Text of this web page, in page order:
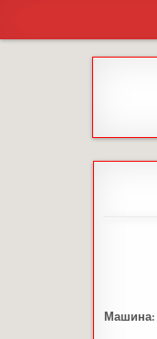
content
Машина: